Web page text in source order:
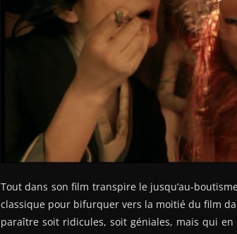
Tout dans son film transpire le jusqu’au-
classique pour bifurquer vers la moitié du film
paraître soit ridicules, soit géniales, mais qui